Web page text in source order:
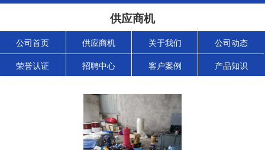
供应商机
公司首页 供应商机 关于我们 公司动态
荣誉认证 招聘中心 客户案例 产品知识